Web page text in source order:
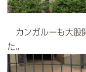
カンガルーも大股
た。